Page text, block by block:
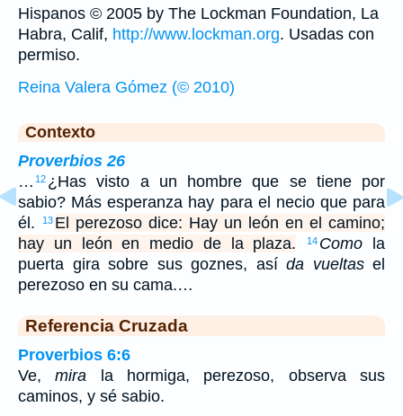
Hispanos © 2005 by The Lockman Foundation, La
Habra, Calif, http://www.lockman.org. Usadas con
permiso.
Reina Valera Gómez (© 2010)
Contexto
Proverbios 26
… 12 ¿Has visto a un hombre que se tiene por
sabio? Más esperanza hay para el necio que para
él.
13 El perezoso dice: Hay un león en el camino;
hay un león en medio de la plaza.
14 Como la
puerta gira sobre sus goznes, así da vueltasel
perezoso en su cama.…
Referencia Cruzada
Proverbios 6:6
Ve,mira la hormiga, perezoso, observa sus
caminos, y sé sabio.